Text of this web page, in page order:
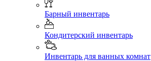
Барный инвентарь
Кондитерский инвентарь
Инвентарь для ванных комнат